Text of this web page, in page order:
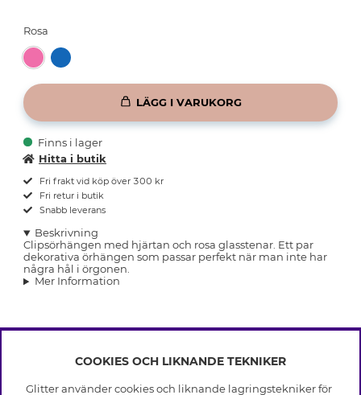
Rosa
LÄGG I VARUKORG
Finns i lager
Hitta i butik
Fri frakt vid köp över 300 kr
Fri retur i butik
Snabb leverans
Beskrivning
Clipsörhängen med hjärtan och rosa glasstenar. Ett par
dekorativa örhängen som passar perfekt när man inte har
några hål i örgonen.
Mer Information
INFO
COOKIES OCH LIKNANDE TEKNIKER
Glitter använder cookies och liknande lagringstekniker för